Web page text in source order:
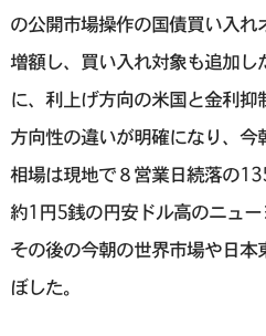
の公開市場操作の国債買い入
増額し、買い入れ対象も追加し
に、利上げ方向の米国と金利
方向性の違いが明確になり、今
相場は現地で８営業日続落の
約1円5銭の円安ドル高のニュー
その後の今朝の世界市場や日本
ぼした。